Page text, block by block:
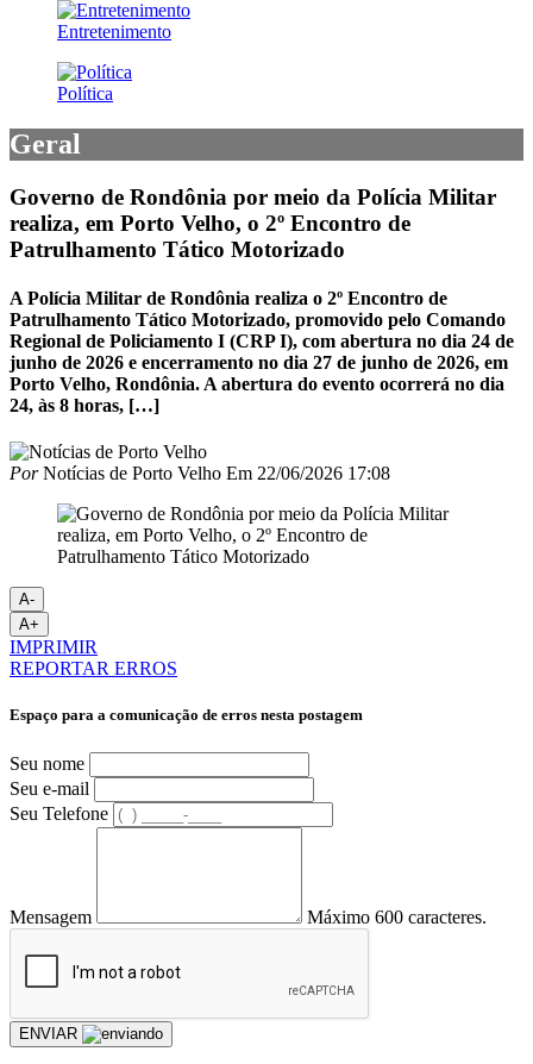
Entretenimento
Política
Geral
Governo de Rondônia por meio da Polícia Militar
realiza, em Porto Velho, o 2º Encontro de
Patrulhamento Tático Motorizado
A Polícia Militar de Rondônia realiza o 2º Encontro de
Patrulhamento Tático Motorizado, promovido pelo Comando
Regional de Policiamento I (CRP I), com abertura no dia 24 de
junho de 2026 e encerramento no dia 27 de junho de 2026, em
Porto Velho, Rondônia. A abertura do evento ocorrerá no dia
24, às 8 horas, […]
PorNotícias de Porto Velho Em 22/06/2026 17:08
A-
A+
IMPRIMIR
REPORTAR ERROS
Espaço para a comunicação de erros nesta postagem
Seu nome
Seu e-mail
Seu Telefone
Mensagem Máximo 600 caracteres.
ENVIAR